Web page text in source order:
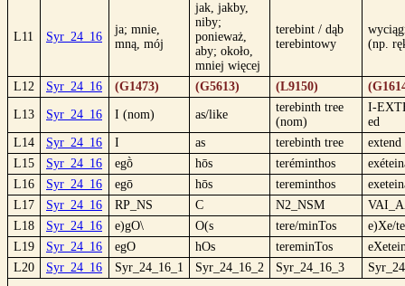
L11 Syr_24_16
ja; mnie,
mną, mój
jak, jakby,
niby;
ponieważ,
aby; około,
mniej więcej
terebint / dąb
terebintowy
(np.
L12 Syr_24_16 (G1473) (G5613) (L9150)
L13 Syr_24_16 I (nom) as/like
terebinth tree
(nom)
I-
ed
L14
Syr_24_16 I as terebinth tree
extend
L15
Syr_24_16 egṑ hōs teréminthos
L16
Syr_24_16 egō hōs tereminthos
L17
Syr_24_16 RP_NS C N2_NSM
L18
Syr_24_16 e)gO\ O(s tere/minTos
e)Xe/
L19
Syr_24_16 egO hOs tereminTos
L20
Syr_24_16 Syr_24_16_1 Syr_24_16_2 Syr_24_16_3